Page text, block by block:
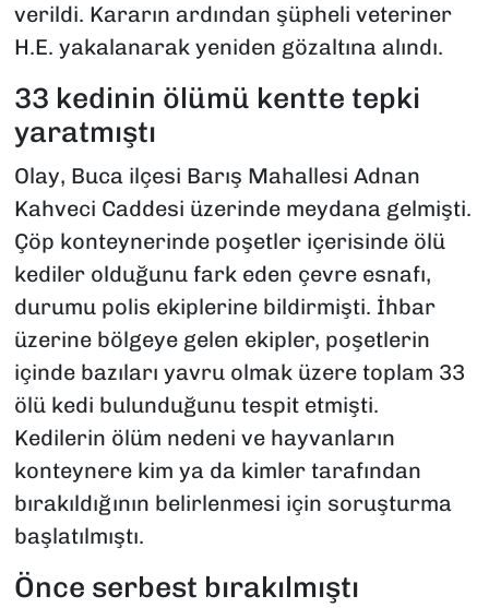
verildi. Kararın ardından şüpheli veteriner
H.E. yakalanarak yeniden gözaltına alındı.
33 kedinin ölümü kentte tepki
yaratmıştı
Olay, Buca ilçesi Barış Mahallesi Adnan
Kahveci Caddesi üzerinde meydana gelmişti.
Çöp konteynerinde poşetler içerisinde ölü
kediler olduğunu fark eden çevre esnafı,
durumu polis ekiplerine bildirmişti. İhbar
üzerine bölgeye gelen ekipler, poşetlerin
içinde bazıları yavru olmak üzere toplam 33
ölü kedi bulunduğunu tespit etmişti.
Kedilerin ölüm nedeni ve hayvanların
konteynere kim ya da kimler tarafından
bırakıldığının belirlenmesi için soruşturma
başlatılmıştı.
Önce serbest bırakılmıştı